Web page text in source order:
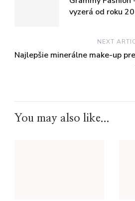
vyzerá od roku
NEXT
Najlepšie minerálne make-up
You may also like...